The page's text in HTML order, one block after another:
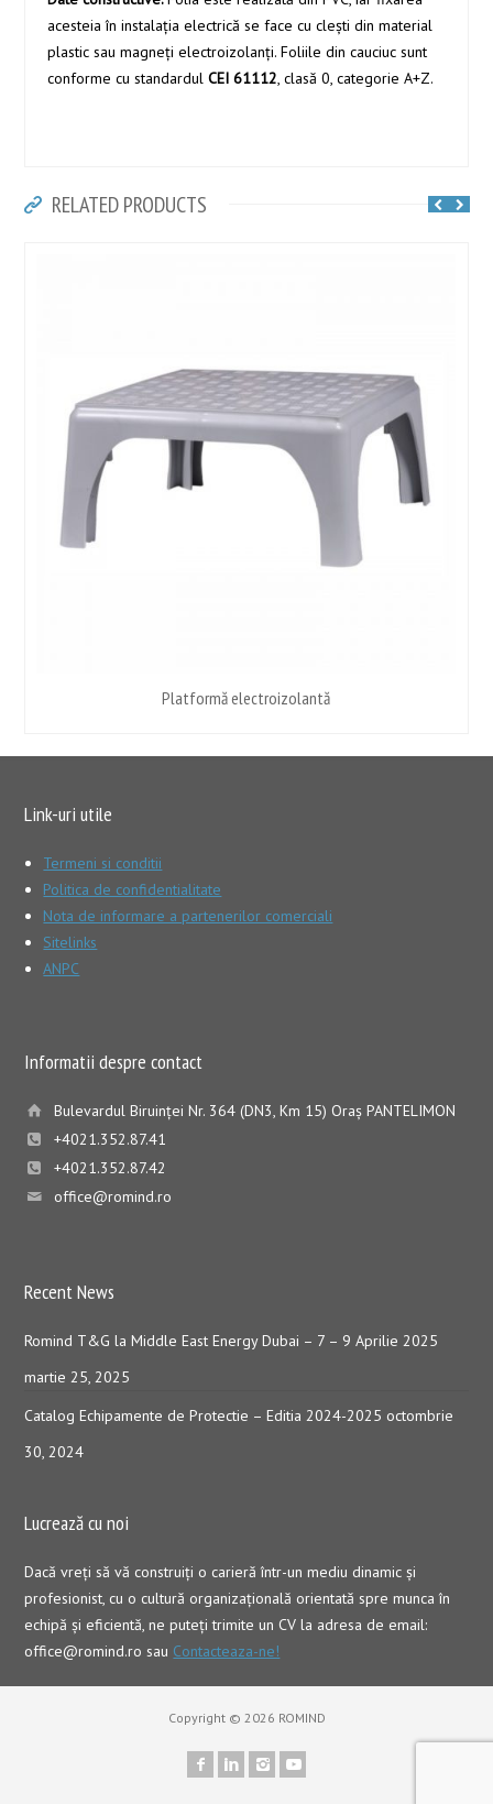
acesteia în instalaţia electrică se face cu cleşti din material
plastic sau magneți electroizolanți. Foliile din cauciuc sunt
conforme cu standardulCEI 61112, clasă 0, categorie A+Z.
RELATED PRODUCTS
Platformă electroizolantă
Link-uri utile
Termeni si conditii
Politica de confidentialitate
Nota de informare a partenerilor comerciali
Sitelinks
ANPC
Informatii despre contact
Bulevardul Biruinţei Nr. 364 (DN3, Km 15) Oraş PANTELIMON
+4021.352.87.41
+4021.352.87.42
office@romind.ro
Recent News
Romind T&G la Middle East Energy Dubai – 7 – 9 Aprilie 2025
martie 25, 2025
Catalog Echipamente de Protectie – Editia 2024-2025 octombrie
30, 2024
Lucrează cu noi
Dacă vreţi să vă construiţi o carieră într-un mediu dinamic şi
profesionist, cu o cultură organizaţională orientată spre munca în
echipă şi eficientă, ne puteți trimite un CV la adresa de email:
office@romind.ro sau Contacteaza-ne!
Copyright © 2026 ROMIND